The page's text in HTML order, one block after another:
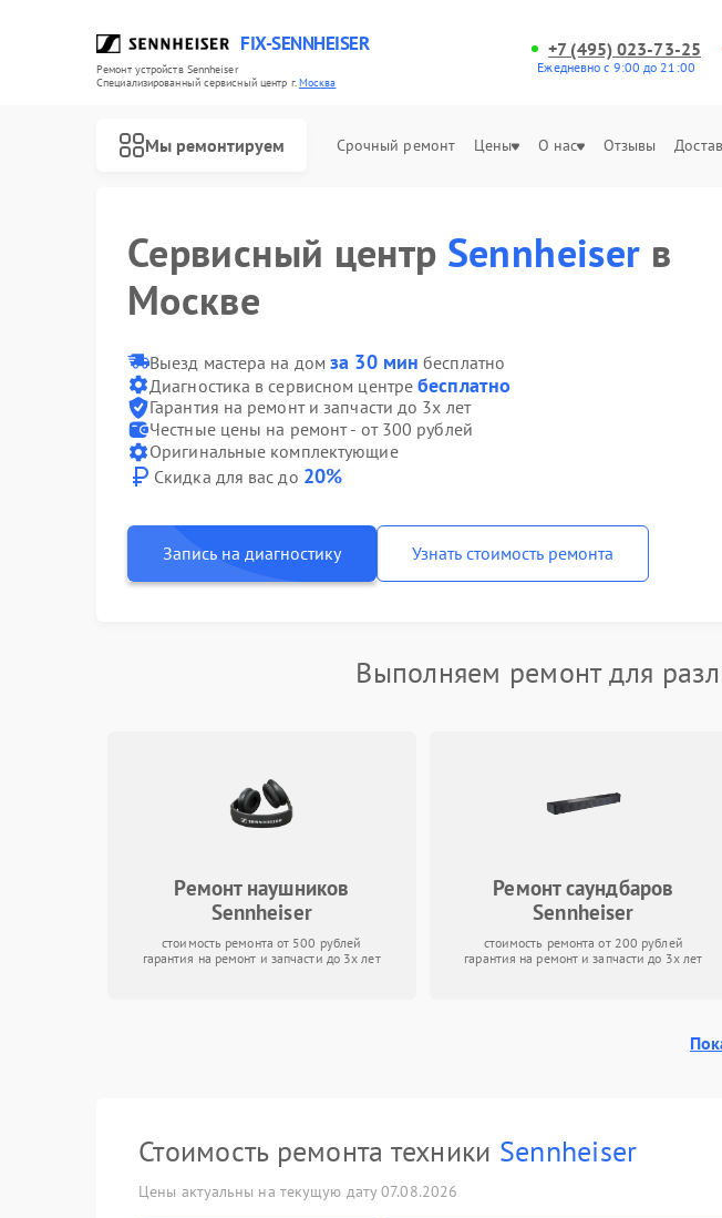
FIX-SENNHEISER
Ремонт устройств Sennheiser
Специализированный cервисный центр г.Москва
+7 (495) 023-73-25
Ежедневно с 9:00 до 21:00
Мы ремонтируем Срочный ремонт Цены О нас Отзывы
Сервисный центр Sennheiser в
Москве
Выезд мастера на домза 30 мин бесплатно
Диагностика в сервисном центребесплатно
Гарантия на ремонт и запчасти до 3х лет
Честные цены на ремонт - от 300 рублей
Оригинальные комплектующие
Скидка для вас до 20%
Запись на диагностику Узнать стоимость ремонта
Выполняем ремонт для
Ремонт наушников
Sennheiser
стоимость ремонта от 500 рублей
гарантия на ремонт и запчасти до 3х лет
Ремонт саундбаров
Sennheiser
стоимость ремонта от 200 рублей
гарантия на ремонт и запчасти до 3х лет
Стоимость ремонта техники Sennheiser
Цены актуальны на текущую дату 07.08.2026